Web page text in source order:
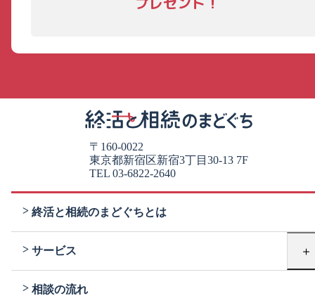
〒160-0022
東京都新宿区新宿3丁目30-13 7F
TEL 03-6822-2640
終活と相続のまどぐちとは
サービス ＋
相談の流れ